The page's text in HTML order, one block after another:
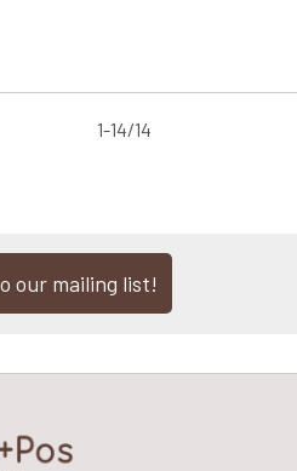
1-14/14
our mailing list!